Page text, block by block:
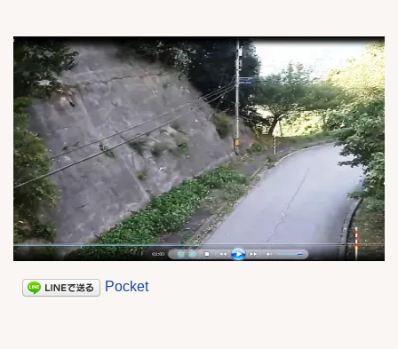
Pocket